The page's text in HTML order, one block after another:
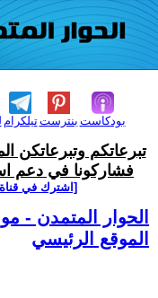
تيلكرامبنترست بودكاست
تبرعاتكم وتبرعاتكن
فشاركونا في دعم
[اشترك في
الحوار المتمدن -
الموقع الرئيسي